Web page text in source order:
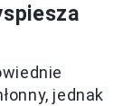
jednak